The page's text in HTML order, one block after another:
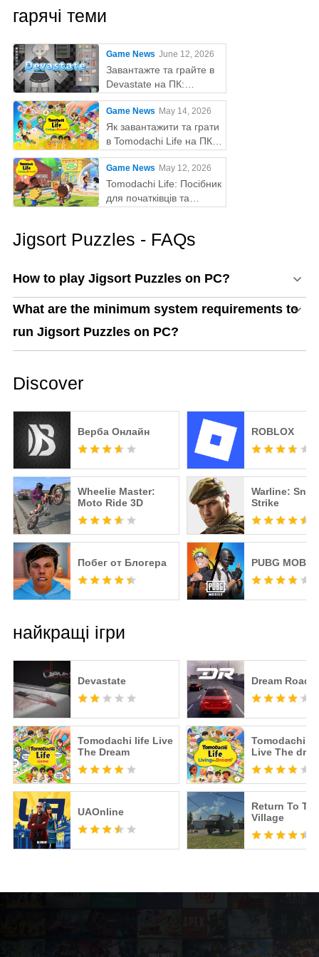
гарячі теми
Game News June 12, 2026
Завантажте та грайте в
Devastate на ПК:
остаточний ігровий гайд
з MEmu Play
Game News May 14, 2026
Як завантажити та грати
в Tomodachi Life на ПК
за допомогою MEmu
Game News May 12, 2026
Tomodachi Life: Посібник
для початківців та
Jigsort Puzzles - FAQs
How to play Jigsort Puzzles on PC?
What are the minimum system requirements to
run Jigsort Puzzles on PC?
Discover
Верба Онлайн ROBLOX
Wheelie Master:
Moto Ride 3D
Warline:
Strike
Побег от Блогера PUBG
найкращі ігри
Devastate
Tomodachi life Live
The Dream
UAOnline
Dream Road:
Tomodachi
Live The
Return To
Village